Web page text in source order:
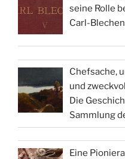
seine Rolle
Carl-
Chefsache,
und
Die
Sammlung
Eine